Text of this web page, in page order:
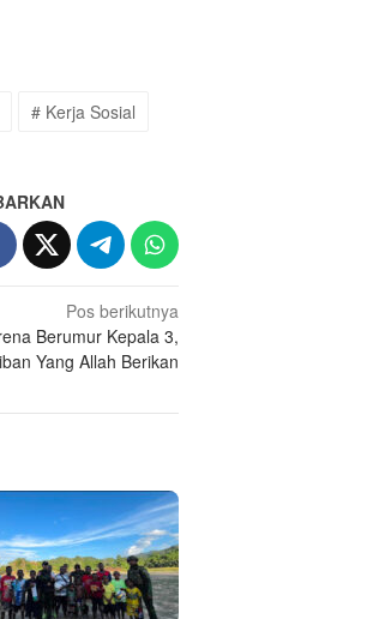
# Kerja Sosial
Pos berikutnya
Berumur Kepala 3,
Yang Allah Berikan